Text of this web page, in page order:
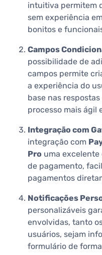
intuitiva permitem
sem experiência
bonitos e
Campos
possibilidade de
campos permite
a experiência do
base nas
processo mais ágil
Integração com
integração com
Pro uma
de pagamento,
pagamentos
Notificações
personalizáveis
envolvidas, tanto
usuários, sejam
formulário de